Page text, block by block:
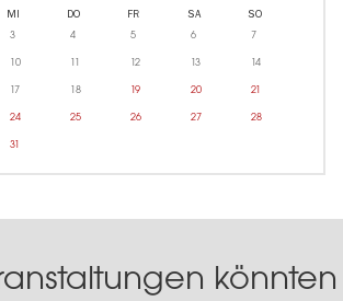
MI DO FR SA SO
3 4 5 6 7
10 11 12 13 14
17 18 19 20 21
24 25 26 27 28
31
könnten